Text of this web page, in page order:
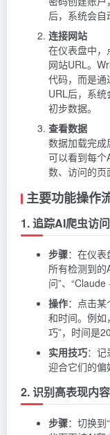
后，系统会自
连接网站
在仪表盘中，
网站URL。
代码，而是通
URL后，系
初步数据。
查看数据
数据加载完
可以看到每
数、访问的页
主要功能操作
1. 追踪AI爬虫访问
步骤：在仪表
所有检测到
问”、“Claude
操作：点击
和时间。例如
巧”，时间是
实用技巧：
迎合它们的偏
2. 识别高表现内容
步骤：切换